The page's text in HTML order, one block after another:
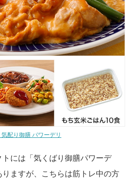
配り御膳 パワーデリ
には「気くばり御膳パワーデ
ますが、こちらは筋トレ中の方